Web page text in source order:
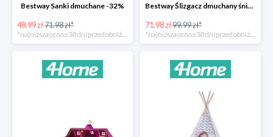
Bestway Sanki dmuchane -32%
48.99 zł71.98 zł*
*najniższa cena z 30 dni przed obniżką
Bestway Ślizgacz dmuchany śniegowy H2OGO -28%
71.98 zł99.99 zł*
*najniższa cena z 30 dni przed obniżką